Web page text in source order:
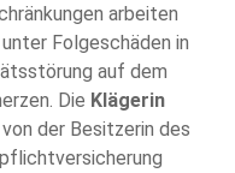
arbeiten
Folgeschäden in
auf dem
Die Klägerin
von der Besitzerin des